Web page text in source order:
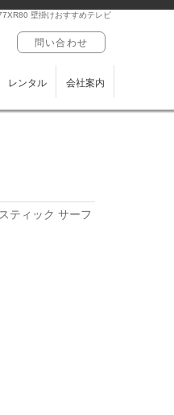
壁掛けおすすめテレビ
問い合わせ
レンタル 会社案内
ティック サーフ